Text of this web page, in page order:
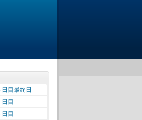
目最終日
目
目